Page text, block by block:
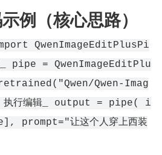
例（核心思路）
QwenImageEditPlusPi
pipe = QwenImageEditPlu
Qwen-Imag
行编辑_ output = pipe( i
prompt="让这个人穿上西装